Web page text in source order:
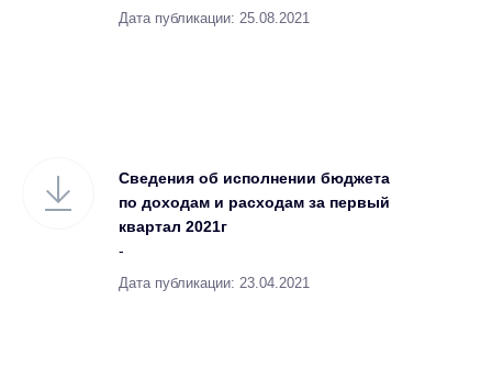
Дата публикации: 25.08.2021
Сведения об исполнении бюджета
по доходам и расходам за первый
квартал 2021г
-
Дата публикации: 23.04.2021